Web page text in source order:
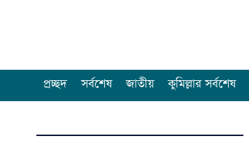
প্রচ্ছদ সর্বশেষ জাতীয় কুমিল্লার সর্বশেষ